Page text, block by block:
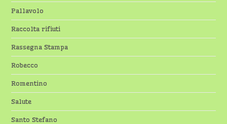
Pallavolo
Raccolta rifiuti
Rassegna Stampa
Robecco
Romentino
Salute
Santo Stefano